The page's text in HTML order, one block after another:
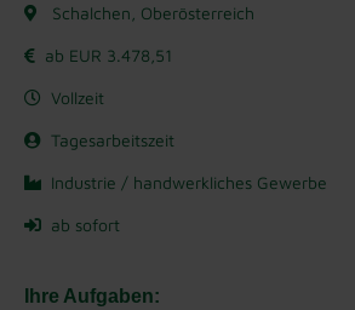
Schalchen, Oberösterreich
ab EUR 3.478,51
Vollzeit
Tagesarbeitszeit
Industrie / handwerkliches Gewerbe
ab sofort
Ihre Aufgaben: